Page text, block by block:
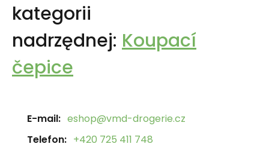
kategorii
nadrzędnej: Koupací
čepice
E-mail: eshop@vmd-drogerie.cz
Telefon: +420 725 411 748